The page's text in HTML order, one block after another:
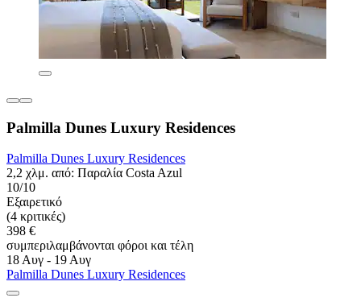
Palmilla Dunes Luxury Residences
Palmilla Dunes Luxury Residences
2,2 χλμ. από: Παραλία Costa Azul
10/10
Εξαιρετικό
(4 κριτικές)
398 €
συμπεριλαμβάνονται φόροι και τέλη
18 Αυγ - 19 Αυγ
Palmilla Dunes Luxury Residences